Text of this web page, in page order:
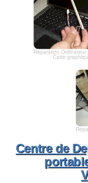
Réparation Ordinateur
Carte
Centre de